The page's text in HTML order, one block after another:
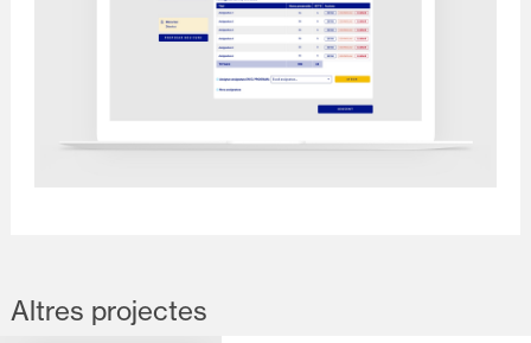
Altres projectes